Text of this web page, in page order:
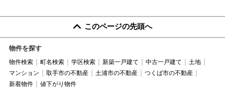
このページの先頭へ
物件を探す
物件検索 町名検索 学区検索 新築一戸建て 中古一戸建て
土地
マンション
取手市の不動産 土浦市の不動産
つくば市の不動産
新着物件
値下がり物件